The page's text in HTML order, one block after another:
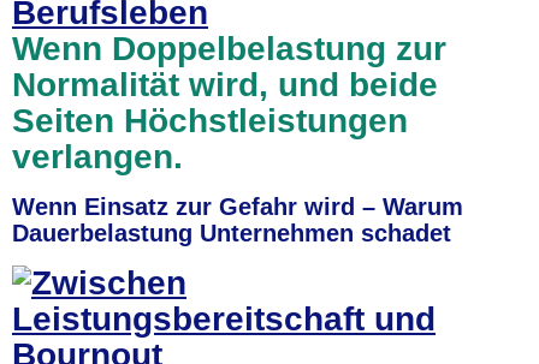
Wenn Doppelbelastung zur
Normalität wird, und beide
Seiten Höchstleistungen
verlangen.
Wenn Einsatz zur Gefahr wird – Warum
Dauerbelastung Unternehmen schadet